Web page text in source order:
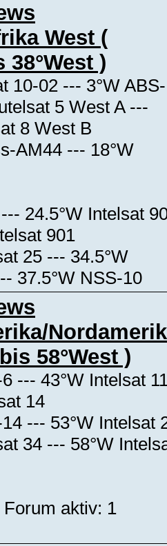
West (
38°West )
10-02 --- 3°W ABS-
5 West A ---
8 West B
AM44 --- 18°W
24.5°W Intelsat
901
25 --- 34.5°W
37.5°W NSS-10
58°West )
--- 43°W Intelsat
14
--- 53°W Intelsat
34 --- 58°W
aktiv: 1